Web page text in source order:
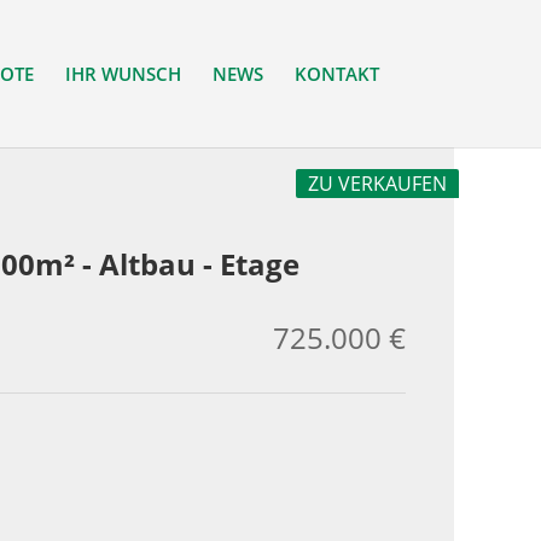
IHR WUNSCH NEWS KONTAKT
ZU VERKAUFEN
- Altbau - Etage
725.000 €